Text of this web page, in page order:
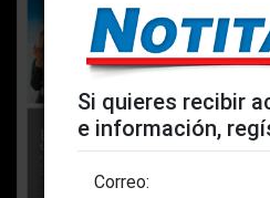
Si quieres recibir
e información,
Correo: